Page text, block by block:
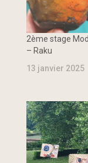
2ème stage
– Raku
13 janvier 2025